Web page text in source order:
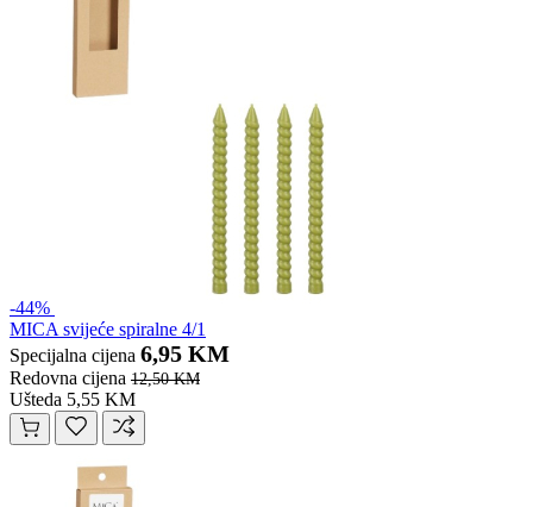
-44%
MICA svijeće spiralne 4/1
Specijalna cijena 6,95 KM
Redovna cijena 12,50 KM
Ušteda 5,55 KM